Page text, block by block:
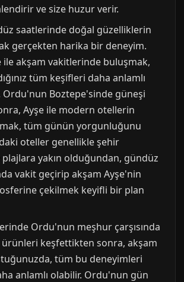
ve size huzur verir.
saatlerinde doğal güzelliklerin
gerçekten harika bir deneyim.
ile akşam vakitlerinde buluşmak,
tüm keşifleri daha anlamlı
Ordu'nun Boztepe'sinde güneşi
Ayşe ile modern otellerin
tüm günün yorgunluğunu
oteller genellikle şehir
yakın olduğundan, gündüz
vakit geçirip akşam Ayşe'nin
çekilmek keyifli bir plan
Ordu'nun meşhur çarşısında
ürünleri keşfettikten sonra, akşam
tüm bu deneyimleri
anlamlı olabilir. Ordu'nun gün